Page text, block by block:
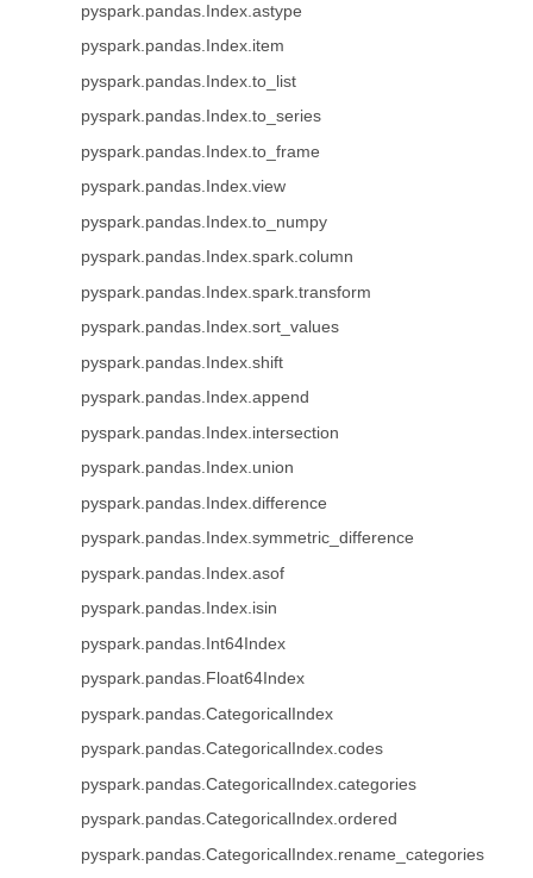
pyspark.pandas.Index.astype
pyspark.pandas.Index.item
pyspark.pandas.Index.to_list
pyspark.pandas.Index.to_series
pyspark.pandas.Index.to_frame
pyspark.pandas.Index.view
pyspark.pandas.Index.to_numpy
pyspark.pandas.Index.spark.column
pyspark.pandas.Index.spark.transform
pyspark.pandas.Index.sort_values
pyspark.pandas.Index.shift
pyspark.pandas.Index.append
pyspark.pandas.Index.intersection
pyspark.pandas.Index.union
pyspark.pandas.Index.difference
pyspark.pandas.Index.symmetric_difference
pyspark.pandas.Index.asof
pyspark.pandas.Index.isin
pyspark.pandas.Int64Index
pyspark.pandas.Float64Index
pyspark.pandas.CategoricalIndex
pyspark.pandas.CategoricalIndex.codes
pyspark.pandas.CategoricalIndex.categories
pyspark.pandas.CategoricalIndex.ordered
pyspark.pandas.CategoricalIndex.rename_categories